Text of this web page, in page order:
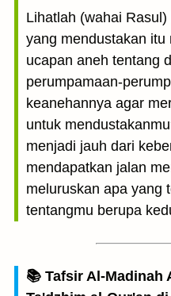
Lihatlah (wahai
yang mendustakan
ucapan aneh tentang
perumpamaan-
keanehannya agar
untuk
menjadi jauh dari
mendapatkan jalan
meluruskan apa yang
tentangmu berupa
📚 Tafsir Al-Madinah